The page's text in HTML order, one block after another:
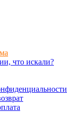
что искали?